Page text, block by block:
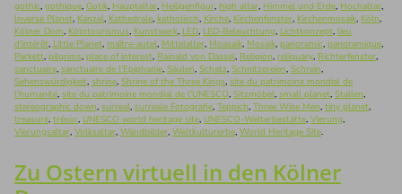
gothic, gothique, Gotik, Hauptaltar, Heiligenfigur, high altar, Himmel und Erde, Hochaltar,
Inverse Planet, Kanzel, Kathedrale, katholisch, Kirche, Kirchenfenster, Kirchenmosaik, Köln,
Kölner Dom, Kölntourismus, Kunstwerk, LED, LED-Beleuchtung, Lichtkonzept, lieu
d'intérêt, Little Planet, maître-autel, Mittelalter, Moasaik, Mosaik, panoramic, panoramique,
Parkett, pilgrims, place of interest, Rainald von Dassel, Religion, reliquary, Richterfenster,
sanctuaire, sanctuaire de l'Epiphanie, Säulen, Schatz, Schnitzereien, Schrein,
Sehenswürdigkeit, shrine, Shrine of the Three Kings, site du patrimoine mondial de
l'humanité, site du patrimoine mondial de l'UNESCO, Sitzmöbel, small planet, Stallen,
stereographic down, surreal, surreale Fotografie, Teppich, Three Wise Men, tiny planet,
treasure, trésor, UNESCO world heritage site, UNESCO-Welterbestätte, Vierung,
Vierungsaltar, Volksaltar, Wandbilder, Weltkulturerbe, World Heritage Site.
Zu Ostern virtuell in den Kölner